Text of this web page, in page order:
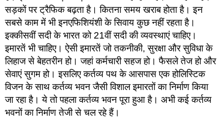
सड़कों पर ट्रैफिक बढ़ता है। कितना समय खराब होता है। इन
सबसे काम में भी इनएफिशियंशी के सिवाय कुछ नहीं रहता है।
इक्कीसवीं सदी के भारत को 21वीं सदी की व्यवस्थाएं चाहिए।
इमारतें भी चाहिए। ऐसी इमारतें जो तकनीकी, सुरक्षा और सुविधा के
लिहाज से बेहतरीन हो। जहां कर्मचारी सहज हो। फैसले तेज हो और
सेवाएं सुगम हो। इसलिए कर्तव्य पथ के आसपास एक होलिस्टिक
विजन के साथ कर्तव्य भवन जैसी विशाल इमारतों का निर्माण किया
जा रहा है। ये तो पहला कर्तव्य भवन पूरा हुआ है। अभी कई कर्तव्य
भवनों का निर्माण तेजी से चल रहे हैं।